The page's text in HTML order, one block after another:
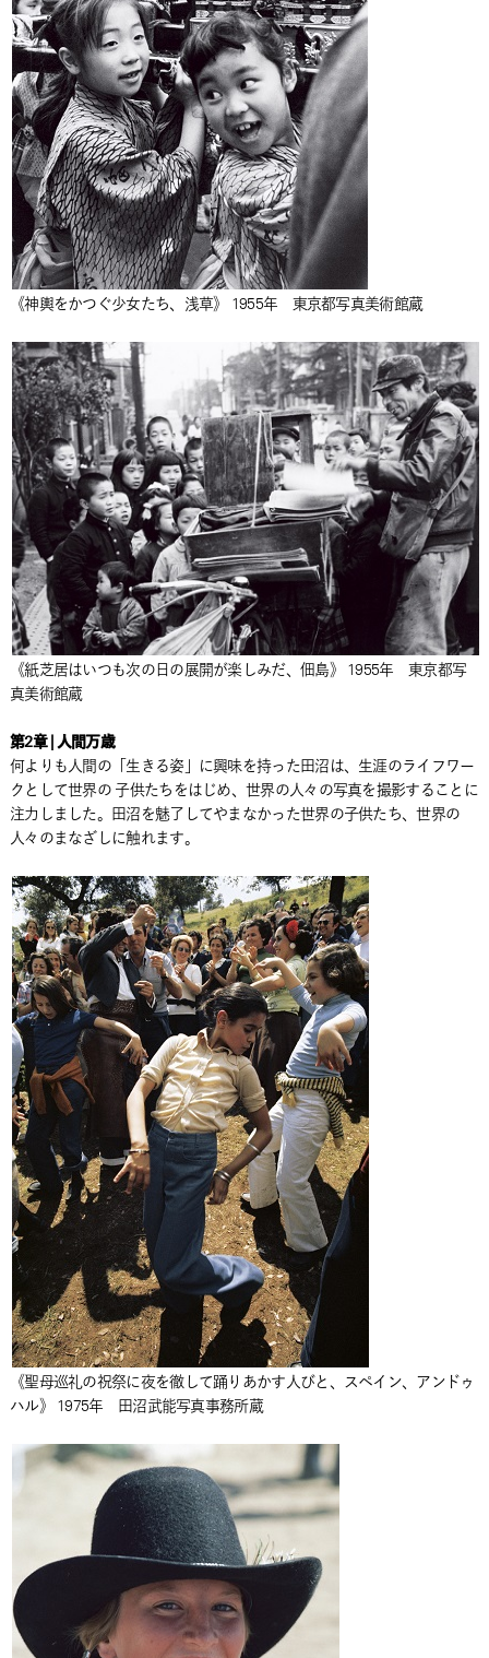
《神輿をかつぐ少女たち、浅草》 1955年 東京都写真美術館蔵
《紙芝居はいつも次の日の展開が楽しみだ、佃島》 1955年 東京都写
真美術館蔵
第2章 | 人間万歳
何よりも人間の「生きる姿」に興味を持った田沼は、生涯のライフワー
クとして世界の 子供たちをはじめ、世界の人々の写真を撮影することに
注力しました。田沼を魅了してやまなかった世界の子供たち、世界の
人々のまなざしに触れます。
《聖母巡礼の祝祭に夜を徹して踊りあかす人びと、スペイン、アンドゥ
ハル》 1975年 田沼武能写真事務所蔵